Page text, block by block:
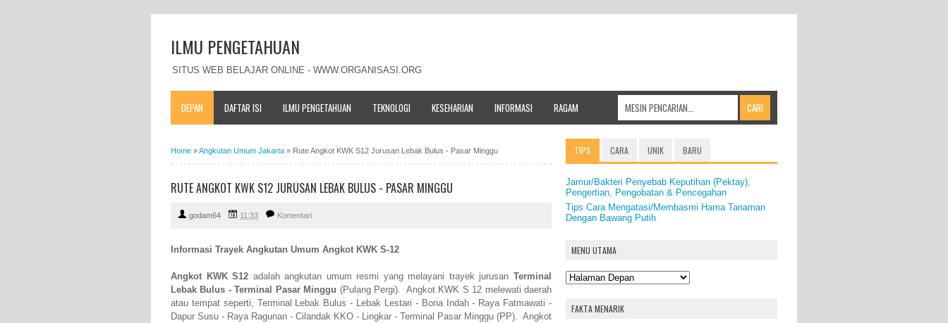
ILMU PENGETAHUAN
SITUS WEB BELAJAR ONLINE - WWW.ORGANISASI.ORG
DEPAN DAFTAR ISI ILMU PENGETAHUAN TEKNOLOGI KESEHARIAN INFORMASI RAGAM
Home »Angkutan Umum Jakarta » Rute Angkot KWK S12 Jurusan Lebak Bulus - Pasar Minggu
RUTE ANGKOT KWK S12 JURUSAN LEBAK BULUS - PASAR MINGGU
godam64 11:33 Komentari
Informasi Trayek Angkutan Umum Angkot KWK S-12
Angkot KWK S12 adalah angkutan umum resmi yang melayani trayek jurusanTerminal
Lebak Bulus - Terminal Pasar Minggu (Pulang Pergi). Angkot KWK S 12 melewati daerah
atau tempat seperti, Terminal Lebak Bulus - Lebak Lestari - Bona Indah - Raya Fatmawati -
Dapur Susu - Raya Ragunan - Cilandak KKO - Lingkar - Terminal Pasar Minggu (PP). Angkot
TIPS CARA UNIK BARU
Jamur/Bakteri Penyebab Keputihan (Pektay),
Pengertian, Pengobatan & Pencegahan
Tips Cara Mengatasi/Membasmi Hama Tanaman
Dengan Bawang Putih
MENU UTAMA
FAKTA MENARIK